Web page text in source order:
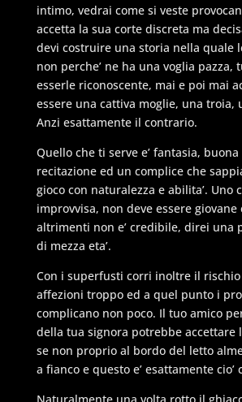
intimo, vedrai come si veste
accetta la sua corte discreta ma
devi costruire una storia nella quale
non perche’ ne ha una voglia pazza,
esserle riconoscente, mai e poi mai
essere una cattiva moglie, una troia,
Anzi esattamente il contrario.
Quello che ti serve e’ fantasia, buona
recitazione ed un complice che
gioco con naturalezza e abilita’. Uno
improvvisa, non deve essere giovane
altrimenti non e’ credibile, direi una
di mezza eta’.
Con i superfusti corri inoltre il rischio
affezioni troppo ed a quel punto i
complicano non poco. Il tuo amico
della tua signora potrebbe accettare
se non proprio al bordo del letto
a fianco e questo e’ esattamente cio’
Naturalmente una volta rotto il